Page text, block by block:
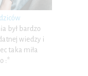
był bardzo
wiedzy i
taka miła
:*